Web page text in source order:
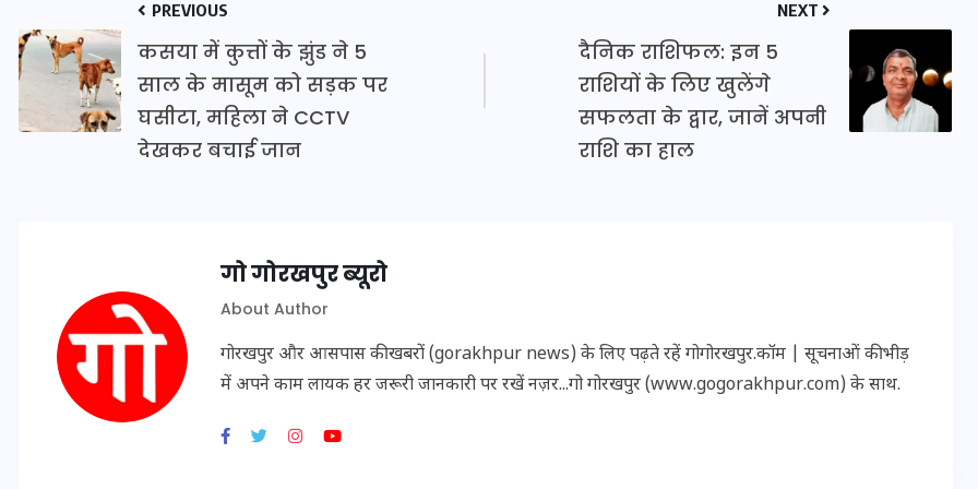
PREVIOUS
कसया में कुत्तों के झुंड ने 5
साल के मासूम को सड़क पर
घसीटा, महिला ने CCTV
देखकर बचाई जान
NEXT
दैनिक राशिफल: इन 5
राशियों के लिए खुलेंगे
सफलता के द्वार, जानें अपनी
राशि का हाल
गो गोरखपुर ब्यूरो
About Author
गोरखपुर और आसपास की खबरों (gorakhpur news) के लिए पढ़ते रहें गोगोरखपुर.कॉम | सूचनाओं की भीड़
में अपने काम लायक हर जरूरी जानकारी पर रखें नज़र...गो गोरखपुर (www.gogorakhpur.com) के साथ.
20 जनवरी 2026